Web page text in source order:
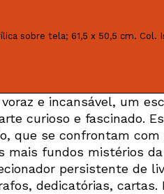
sobre tela; 61,5 x 50,5 cm. Col.
e incansável, um
curioso e fascinado.
que se confrontam
mais fundos mistérios
persistente de
dedicatórias, cartas.